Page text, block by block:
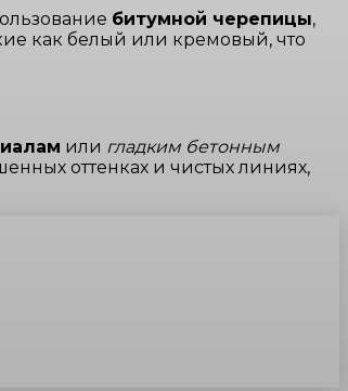
битумной черепицы,
как белый или кремовый, что
или гладким бетонным
оттенках и чистых линиях,